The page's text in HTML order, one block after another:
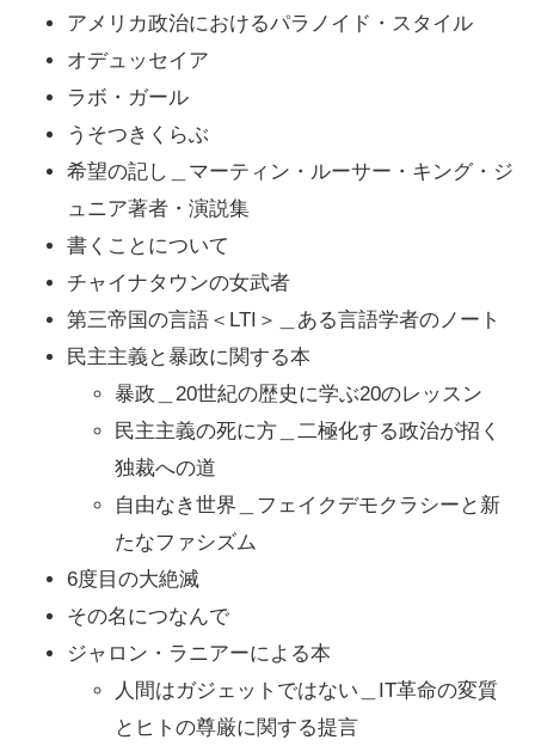
アメリカ政治におけるパラノイド・スタイル
オデュッセイア
ラボ・ガール
うそつきくらぶ
希望の記し＿マーティン・ルーサー・キング・ジ
ュニア著者・演説集
書くことについて
チャイナタウンの女武者
第三帝国の言語＜LTI＞＿ある言語学者のノート
民主主義と暴政に関する本
暴政＿20世紀の歴史に学ぶ20のレッスン
民主主義の死に方＿二極化する政治が招く
独裁への道
自由なき世界＿フェイクデモクラシーと新
たなファシズム
6度目の大絶滅
その名につなんで
ジャロン・ラニアーによる本
人間はガジェットではない＿IT革命の変質
とヒトの尊厳に関する提言